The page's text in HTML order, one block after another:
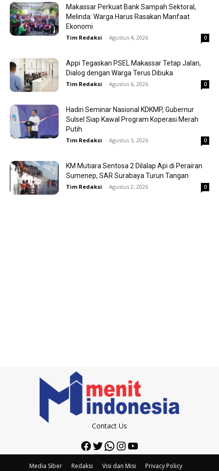
Makassar Perkuat Bank Sampah Sektoral,
Melinda: Warga Harus Rasakan Manfaat
Ekonomi
Tim Redaksi - Agustus 4, 2026 0
Appi Tegaskan PSEL Makassar Tetap Jalan,
Dialog dengan Warga Terus Dibuka
Tim Redaksi - Agustus 6, 2026 0
Hadiri Seminar Nasional KDKMP, Gubernur
Sulsel Siap Kawal Program Koperasi Merah
Putih
Tim Redaksi - Agustus 5, 2026 0
KM Mutiara Sentosa 2 Dilalap Api di Perairan
Sumenep, SAR Surabaya Turun Tangan
Tim Redaksi - Agustus 2, 2026 0
Contact Us
Facebook
Twitter
WhatsApp
Instagram
YouTube
Media Siber Redaksi Visi dan Misi Privacy Policy